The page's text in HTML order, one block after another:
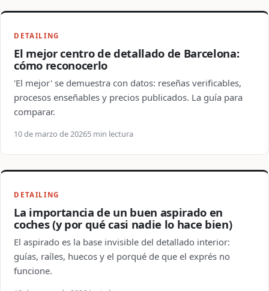
DETAILING
El mejor centro de detallado de Barcelona:
cómo reconocerlo
'El mejor' se demuestra con datos: reseñas verificables,
procesos enseñables y precios publicados. La guía para
comparar.
10 de marzo de 20265 min lectura
DETAILING
La importancia de un buen aspirado en
coches (y por qué casi nadie lo hace bien)
El aspirado es la base invisible del detallado interior:
guías, raíles, huecos y el porqué de que el exprés no
funcione.